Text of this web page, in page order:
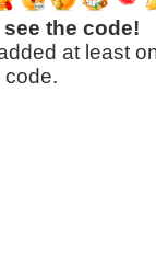
the code!
at least
code.